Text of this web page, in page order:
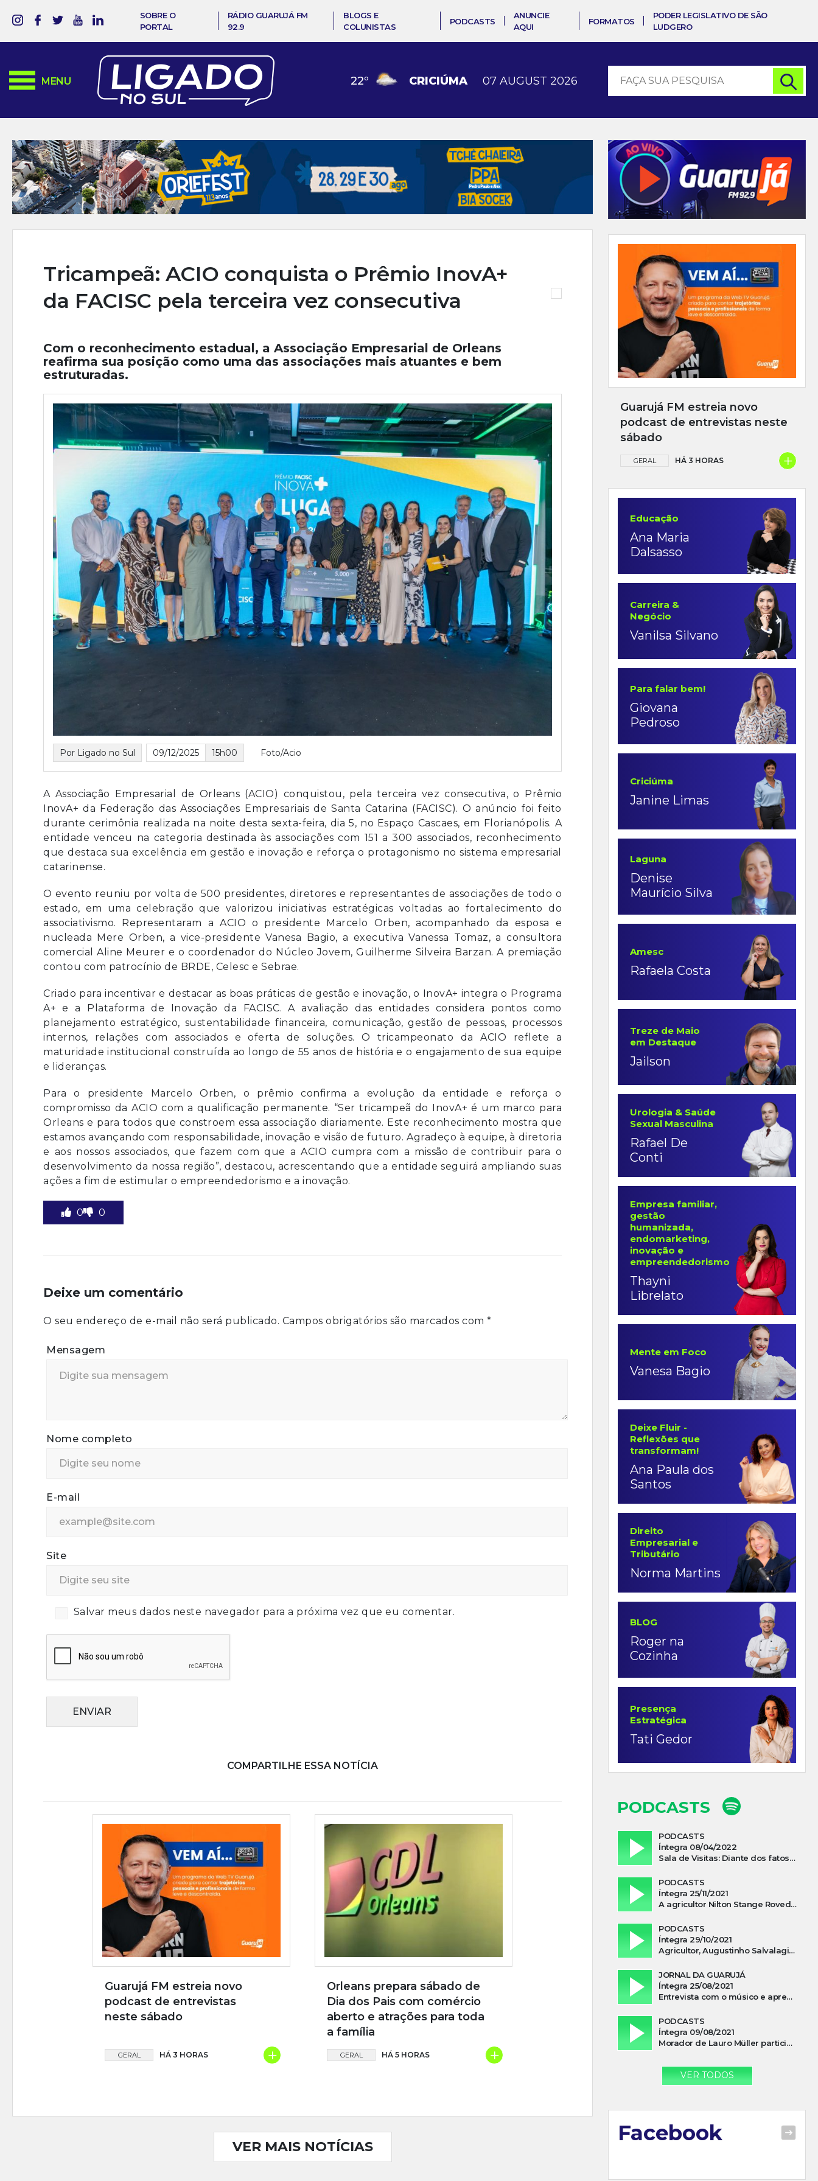
SOBRE O
PORTAL
RÁDIO GUARUJÁ FM
92.9
BLOGS E
COLUNISTAS
PODCASTS
ANUNCIE
AQUI
FORMATOS
PODER LEGISLATIVO DE SÃO
LUDGERO
MENU 22º CRICIÚMA 07 AUGUST 2026
Tricampeã: ACIO conquista o Prêmio InovA+
da FACISC pela terceira vez consecutiva
Com o reconhecimento estadual, a Associação Empresarial de Orleans
reafirma sua posição como uma das associações mais atuantes e bem
estruturadas.
Por Ligado no Sul 09/12/2025 15h00 Foto/Acio
A Associação Empresarial de Orleans (ACIO) conquistou, pela terceira vez consecutiva, o Prêmio
InovA+ da Federação das Associações Empresariais de Santa Catarina (FACISC). O anúncio foi feito
durante cerimônia realizada na noite desta sexta-feira, dia 5, no Espaço Cascaes, em Florianópolis. A
entidade venceu na categoria destinada às associações com 151 a 300 associados, reconhecimento
que destaca sua excelência em gestão e inovação e reforça o protagonismo no sistema empresarial
catarinense.
O evento reuniu por volta de 500 presidentes, diretores e representantes de associações de todo o
estado, em uma celebração que valorizou iniciativas estratégicas voltadas ao fortalecimento do
associativismo. Representaram a ACIO o presidente Marcelo Orben, acompanhado da esposa e
nucleada Mere Orben, a vice-presidente Vanesa Bagio, a executiva Vanessa Tomaz, a consultora
comercial Aline Meurer e o coordenador do Núcleo Jovem, Guilherme Silveira Barzan. A premiação
contou com patrocínio de BRDE, Celesc e Sebrae.
Criado para incentivar e destacar as boas práticas de gestão e inovação, o InovA+ integra o Programa
A+ e a Plataforma de Inovação da FACISC. A avaliação das entidades considera pontos como
planejamento estratégico, sustentabilidade financeira, comunicação, gestão de pessoas, processos
internos, relações com associados e oferta de soluções. O tricampeonato da ACIO reflete a
maturidade institucional construída ao longo de 55 anos de história e o engajamento de sua equipe
e lideranças.
Para o presidente Marcelo Orben, o prêmio confirma a evolução da entidade e reforça o
compromisso da ACIO com a qualificação permanente. “Ser tricampeã do InovA+ é um marco para
Orleans e para todos que constroem essa associação diariamente. Este reconhecimento mostra que
estamos avançando com responsabilidade, inovação e visão de futuro. Agradeço à equipe, à diretoria
e aos nossos associados, que fazem com que a ACIO cumpra com a missão de contribuir para o
desenvolvimento da nossa região”, destacou, acrescentando que a entidade seguirá ampliando suas
ações a fim de estimular o empreendedorismo e a inovação.
0 0
Deixe um comentário
O seu endereço de e-mail não será publicado. Campos obrigatórios são marcados com *
Mensagem
Nome completo
E-mail
Site
Salvar meus dados neste navegador para a próxima vez que eu comentar.
ENVIAR
COMPARTILHE ESSA NOTÍCIA
Guarujá FM estreia novo
podcast de entrevistas
neste sábado
GERAL HÁ 3 HORAS +
Orleans prepara sábado de
Dia dos Pais com comércio
aberto e atrações para toda
a família
GERAL HÁ 5 HORAS +
VER MAIS NOTÍCIAS
Guarujá FM estreia novo
podcast de entrevistas neste
sábado
GERAL HÁ 3 HORAS +
Educação
Ana Maria
Dalsasso
Carreira &
Negócio
Vanilsa Silvano
Para falar bem!
Giovana
Pedroso
Criciúma
Janine Limas
Laguna
Denise
Maurício Silva
Amesc
Rafaela Costa
Treze de Maio
em Destaque
Jailson
Urologia & Saúde
Sexual Masculina
Rafael De
Conti
Empresa familiar,
gestão
humanizada,
endomarketing,
inovação e
empreendedorismo
Thayni
Librelato
Mente em Foco
Vanesa Bagio
Deixe Fluir -
Reflexões que
transformam!
Ana Paula dos
Santos
Direito
Empresarial e
Tributário
Norma Martins
BLOG
Roger na
Cozinha
Presença
Estratégica
Tati Gedor
PODCASTS
PODCASTS
Íntegra 08/04/2022
Sala de Visitas: Diante dos fatos que influenciam a economia o que podemos esperar de 2022
PODCASTS
Íntegra 25/11/2021
A agricultor Nilton Stange Roveda, afirma ter recebido ajuda espiritual durante acidente
PODCASTS
Íntegra 29/10/2021
Agricultor, Augustinho Salvalagio, relata sobre aparição do Cavaleiro Negro no Rio das Furnas
JORNAL DA GUARUJÁ
Íntegra 25/08/2021
Entrevista com o músico e apresentador, Lismael Ferrareis, no Cidade e Campo
PODCASTS
Íntegra 09/08/2021
Morador de Lauro Müller participa de motociata em apoio a Bolsonaro
VER TODOS
Facebook